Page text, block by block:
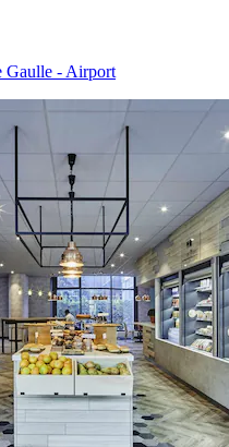
Gaulle - Airport